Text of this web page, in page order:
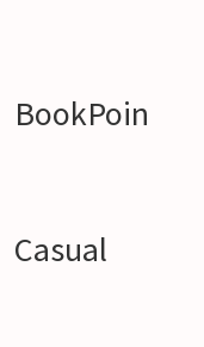
BookPoin
Casual